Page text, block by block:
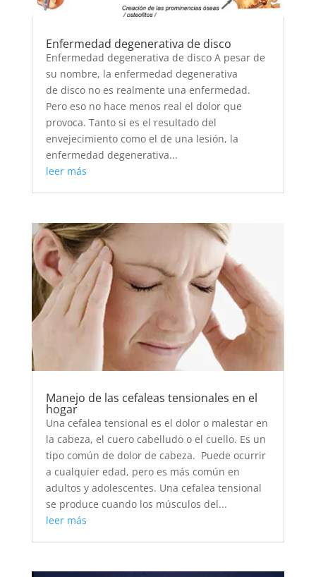
Enfermedad degenerativa de disco
Enfermedad degenerativa de disco A pesar de
su nombre, la enfermedad degenerativa
de disco no es realmente una enfermedad.
Pero eso no hace menos real el dolor que
provoca. Tanto si es el resultado del
envejecimiento como el de una lesión, la
enfermedad degenerativa...
leer más
Manejo de las cefaleas tensionales en el
hogar
Una cefalea tensional es el dolor o malestar en
la cabeza, el cuero cabelludo o el cuello. Es un
tipo común de dolor de cabeza. Puede ocurrir
a cualquier edad, pero es más común en
adultos y adolescentes. Una cefalea tensional
se produce cuando los músculos del...
leer más